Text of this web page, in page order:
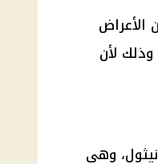
الأعراض
لأن
وهي